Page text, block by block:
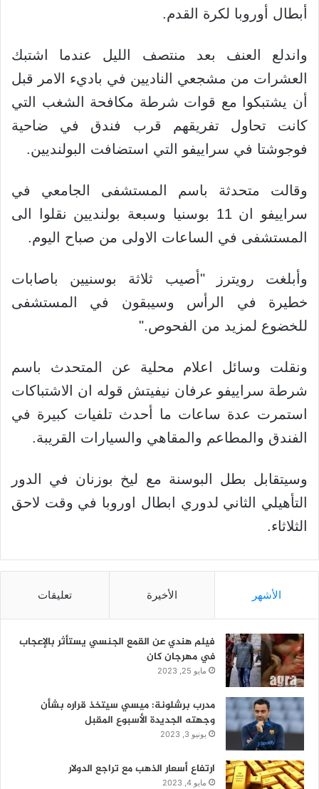
أبطال أوروبا لكرة القدم.
واندلع العنف بعد منتصف الليل عندما اشتبك
العشرات من مشجعي الناديين في باديء الامر قبل
أن يشتبكوا مع قوات شرطة مكافحة الشغب التي
كانت تحاول تفريقهم قرب فندق في ضاحية
فوجوشتا في سراييفو التي استضافت البولنديين.
وقالت متحدثة باسم المستشفى الجامعي في
سراييفو ان 11 بوسنيا وسبعة بولنديين نقلوا الى
المستشفى في الساعات الاولى من صباح اليوم.
وأبلغت رويترز "أصيب ثلاثة بوسنيين باصابات
خطيرة في الرأس وسيبقون في المستشفى
للخضوع لمزيد من الفحوص."
ونقلت وسائل اعلام محلية عن المتحدث باسم
شرطة سراييفو عرفان نيفيتش قوله ان الاشتباكات
استمرت عدة ساعات ما أحدث تلفيات كبيرة في
الفندق والمطاعم والمقاهي والسيارات القريبة.
وسيتقابل بطل البوسنة مع ليخ بوزنان في الدور
التأهيلي الثاني لدوري ابطال اوروبا في وقت لاحق
الثلاثاء.
الأشهر الأخيرة تعليقات
فيلم هندي عن القمع الجنسي يستأثر بالإعجاب
في مهرجان كان
مايو 25, 2023
مدرب برشلونة: ميسي سيتخذ قراره بشأن
وجهته الجديدة الأسبوع المقبل
يونيو 3, 2023
ارتفاع أسعار الذهب مع تراجع الدولار
مايو 4, 2023